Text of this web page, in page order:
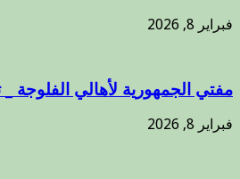
فبراير 8, 2026
مفتي الجمهورية لأهالي الفلوجة
فبراير 8, 2026